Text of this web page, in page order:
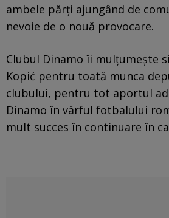
ambele părți ajungând de
nevoie de o nouă provocare.
Clubul Dinamo îi mulțumește
Kopić pentru toată munca
clubului, pentru tot aportul
Dinamo în vârful fotbalului
mult succes în continuare în